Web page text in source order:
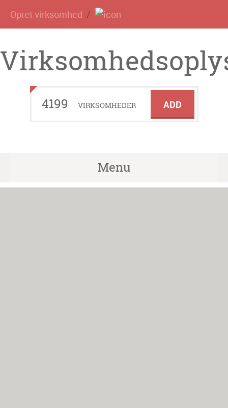
Opret virksomhed
4199 VIRKSOMHEDER ADD
Menu